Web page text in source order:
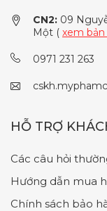
CN2: 09
Một ( xem bản
0971 231 263
HỖ TRỢ
Các câu hỏi
Hướng dẫn mua
Chính sách bảo